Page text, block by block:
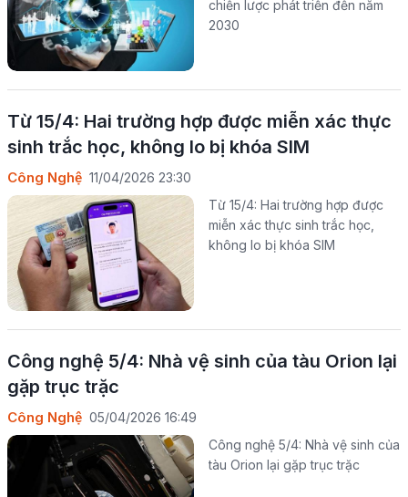
chiến lược phát triển đến năm
2030
Từ 15/4: Hai trường hợp được miễn xác thực
sinh trắc học, không lo bị khóa SIM
Công Nghệ 11/04/2026 23:30
Từ 15/4: Hai trường hợp được
miễn xác thực sinh trắc học,
không lo bị khóa SIM
Công nghệ 5/4: Nhà vệ sinh của tàu Orion lại
gặp trục trặc
Công Nghệ 05/04/2026 16:49
Công nghệ 5/4: Nhà vệ sinh của
tàu Orion lại gặp trục trặc